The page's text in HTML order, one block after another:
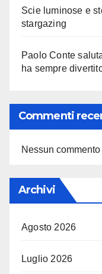
Scie luminose e
stargazing
Paolo Conte
ha sempre
Commenti
Nessun
Archivi
Agosto 2026
Luglio 2026